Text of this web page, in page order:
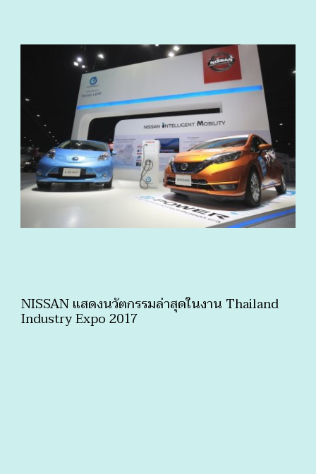
NISSAN แสดงนวัตกรรมล่าสุดในงาน Thailand
Industry Expo 2017